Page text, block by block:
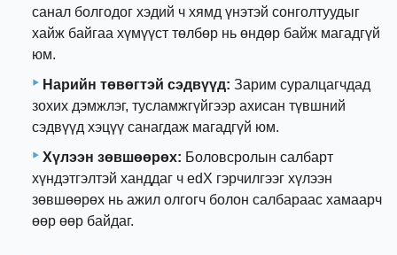
санал болгодог хэдий ч хямд үнэтэй сонголтуудыг
хайж байгаа хүмүүст төлбөр нь өндөр байж магадгүй
юм.
Нарийн төвөгтэй сэдвүүд: Зарим суралцагчдад
зохих дэмжлэг, тусламжгүйгээр ахисан түвшний
сэдвүүд хэцүү санагдаж магадгүй юм.
Хүлээн зөвшөөрөх: Боловсролын салбарт
хүндэтгэлтэй ханддаг ч edX гэрчилгээг хүлээн
зөвшөөрөх нь ажил олгогч болон салбараас хамаарч
өөр өөр байдаг.